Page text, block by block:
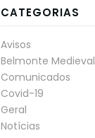
CATEGORIAS
Avisos
Belmonte Medieval
Comunicados
Covid-19
Geral
Notícias